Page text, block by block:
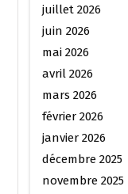
juillet 2026
juin 2026
mai 2026
avril 2026
mars 2026
février 2026
janvier 2026
décembre 2025
novembre 2025